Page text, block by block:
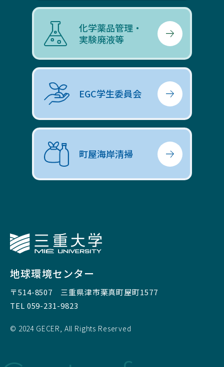
化学薬品管理・
実験廃液等
EGC学生委員会
町屋海岸清掃
地球環境センター
〒514-8507 三重県津市栗真町屋町1577
TEL 059-231-9823
© 2024 GECER, All Rights Reserved